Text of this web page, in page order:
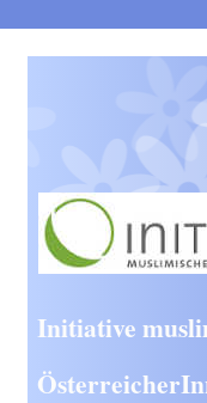
Initiative